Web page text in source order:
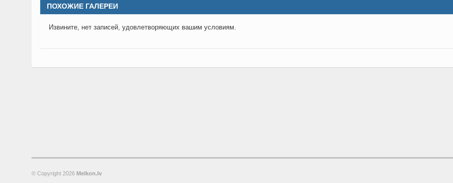
ПОХОЖИЕ ГАЛЕРЕИ
Извините, нет записей, удовлетворяющих вашим условиям.
© Copyright 2026 Melkon.lv